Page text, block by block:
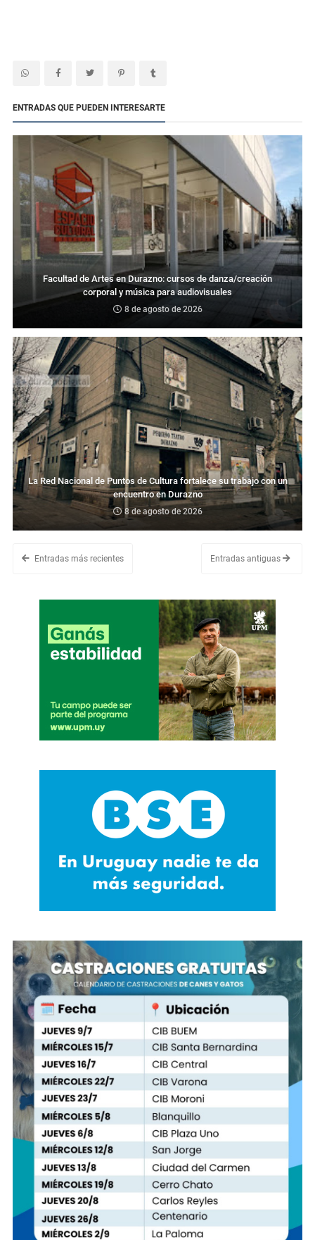
ENTRADAS QUE PUEDEN INTERESARTE
Facultad de Artes en Durazno: cursos de danza/creación
corporal y música para audiovisuales
8 de agosto de 2026
La Red Nacional de Puntos de Cultura fortalece su trabajo con un
encuentro en Durazno
8 de agosto de 2026
Entradas más recientes Entradas antiguas